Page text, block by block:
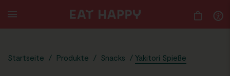
Startseite / Produkte / Snacks / Yakitori Spieße